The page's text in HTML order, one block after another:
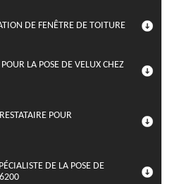
DE FENÊTRE DE TOITURE
LA POSE DE VELUX CHEZ
POUR
DE LA POSE DE